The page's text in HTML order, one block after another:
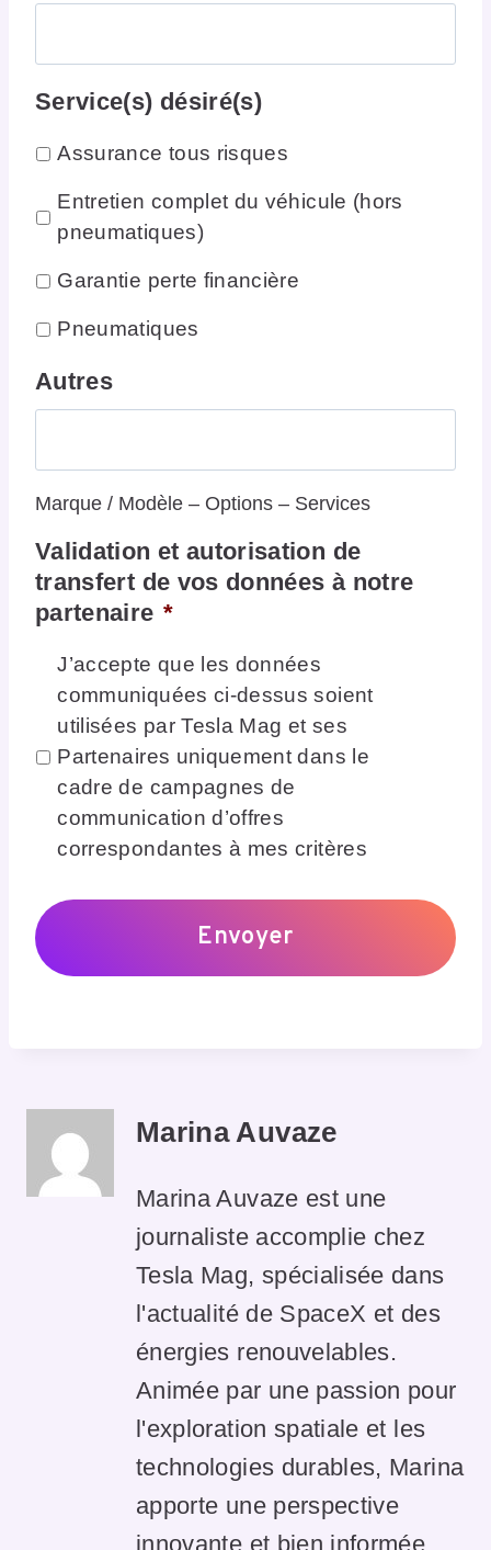
Service(s) désiré(s)
Assurance tous risques
Entretien complet du véhicule (hors
pneumatiques)
Garantie perte financière
Pneumatiques
Autres
Marque / Modèle – Options – Services
Validation et autorisation de
transfert de vos données à notre
partenaire *
J’accepte que les données
communiquées ci-dessus soient
utilisées par Tesla Mag et ses
Partenaires uniquement dans le
cadre de campagnes de
communication d’offres
correspondantes à mes critères
Marina Auvaze
Marina Auvaze est une
journaliste accomplie chez
Tesla Mag, spécialisée dans
l'actualité de SpaceX et des
énergies renouvelables.
Animée par une passion pour
l'exploration spatiale et les
technologies durables, Marina
apporte une perspective
innovante et bien informée